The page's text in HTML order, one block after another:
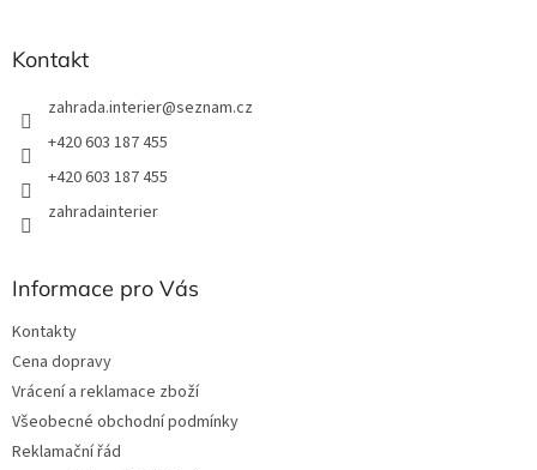
Kontakt
zahrada.interier@seznam.cz
+420 603 187 455
+420 603 187 455
zahradainterier
Informace pro Vás
Kontakty
Cena dopravy
Vrácení a reklamace zboží
Všeobecné obchodní podmínky
Reklamační řád